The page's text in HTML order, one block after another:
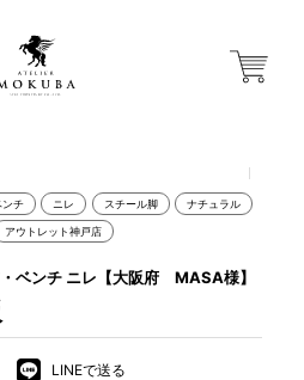
STORE
から探す
チ ニレ スチール脚 ナチュラル
アウトレット神戸店
ベンチ ニレ【大阪府 MASA様】
LINEで送る